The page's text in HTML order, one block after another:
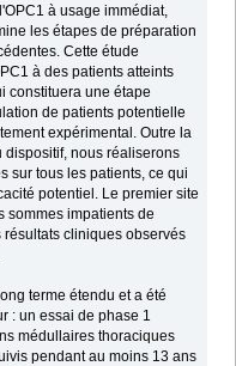
à usage immédiat,
les étapes de préparation
Cette étude
à des patients atteints
constituera une étape
de patients potentielle
expérimental. Outre la
dispositif, nous réaliserons
sur tous les patients, ce qui
potentiel. Le premier site
sommes impatients de
cliniques observés
terme étendu et a été
: un essai de phase 1
médullaires thoraciques
pendant au moins 13 ans